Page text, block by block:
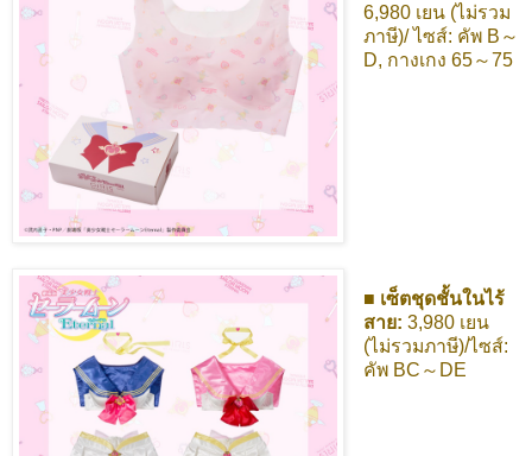
6,980 เยน (ไม่รวม
ภาษี)/ ไซส์: คัพ B～
D, กางเกง 65～75
■ เซ็ตชุดชั้นในไร้
สาย: 3,980 เยน
(ไม่รวมภาษี)/ไซส์:
คัพ BC～DE